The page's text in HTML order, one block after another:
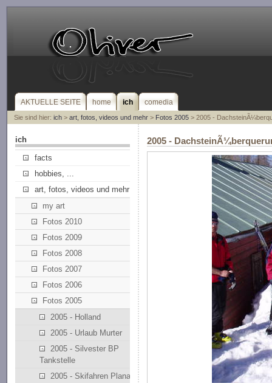
AKTUELLE SEITE home ich comedia
Sie sind hier: ich> art, fotos, videos und mehr> Fotos 2005> 2005 -
ich
facts
hobbies, ...
art, fotos, videos und mehr
my art
Fotos 2010
Fotos 2009
Fotos 2008
Fotos 2007
Fotos 2006
Fotos 2005
2005 - Holland
2005 - Urlaub Murter
2005 - Silvester BP
Tankstelle
2005 - Skifahren Planai
2005 -